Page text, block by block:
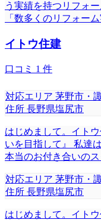
う実績を持つリフォ
「数多くのリフォー
イトウ住建
口コミ 1 件
対応エリア 茅野市・
住所 長野県塩尻市
はじめまして。イト
いを目指して』 私達
本当のお付き合いの
対応エリア 茅野市・
住所 長野県塩尻市
はじめまして。イト